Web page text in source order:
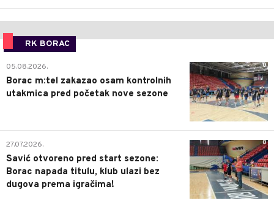
RK BORAC
0
05.08.2026.
Borac m:tel zakazao osam kontrolnih
utakmica pred početak nove sezone
0
27.07.2026.
Savić otvoreno pred start sezone:
Borac napada titulu, klub ulazi bez
dugova prema igračima!